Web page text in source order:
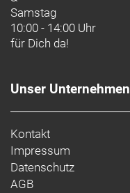
Samstag
10:00 - 14:00 Uhr
für Dich da!
Unser Unternehmen
Kontakt
Impressum
Datenschutz
AGB